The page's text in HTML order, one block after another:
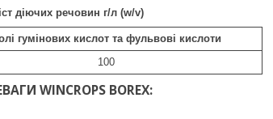
діючих речовин г/л (w/v)
гумінових кислот та фульвові кислоти
100
WINCROPS BOREX: